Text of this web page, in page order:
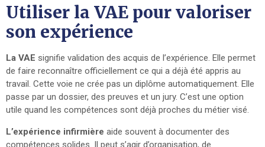
Utiliser la VAE pour valoriser
son expérience
La VAE signifie validation des acquis de l’expérience. Elle permet
de faire reconnaître officiellement ce qui a déjà été appris au
travail. Cette voie ne crée pas un diplôme automatiquement. Elle
passe par un dossier, des preuves et un jury. C’est une option
utile quand les compétences sont déjà proches du métier visé.
L’expérience infirmière aide souvent à documenter des
compétences solides. Il peut s’agir d’organisation, de